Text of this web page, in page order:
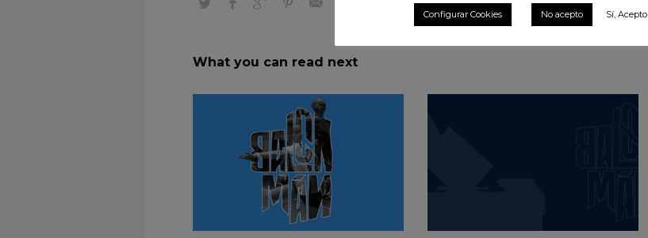
What you can read next
Configurar Cookies No acepto Sí, Acepto